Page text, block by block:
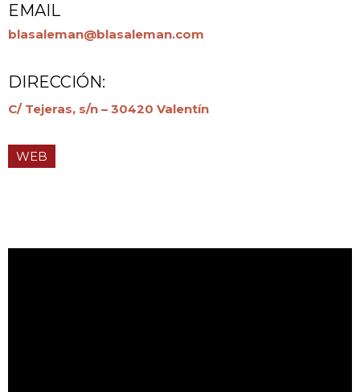
EMAIL
blasaleman@blasaleman.com
DIRECCIÓN:
C/ Tejeras, s/n – 30420 Valentín
WEB